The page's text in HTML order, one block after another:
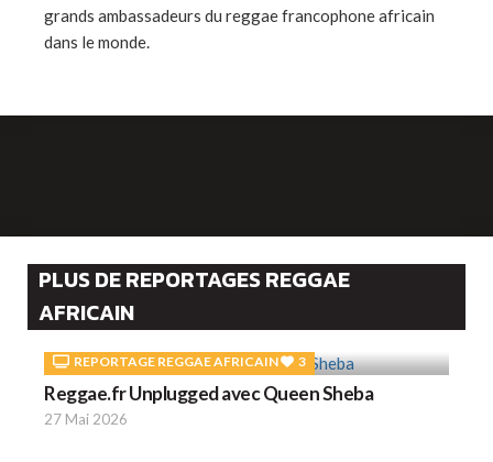
grands ambassadeurs du reggae francophone africain
dans le monde.
PLUS DE REPORTAGES REGGAE
AFRICAIN
REPORTAGE REGGAE AFRICAIN 3
Reggae.fr Unplugged avec Queen Sheba
27 Mai 2026